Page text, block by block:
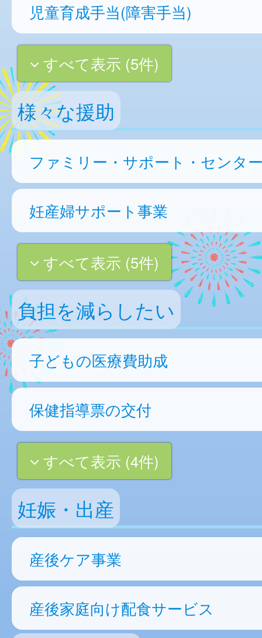
児童育成手当(障害手当)
すべて表示 (5件)
様々な援助
ファミリー・サポート・センタ
妊産婦サポート事業
すべて表示 (5件)
負担を減らしたい
子どもの医療費助成
保健指導票の交付
すべて表示 (4件)
妊娠・出産
産後ケア事業
産後家庭向け配食サービス